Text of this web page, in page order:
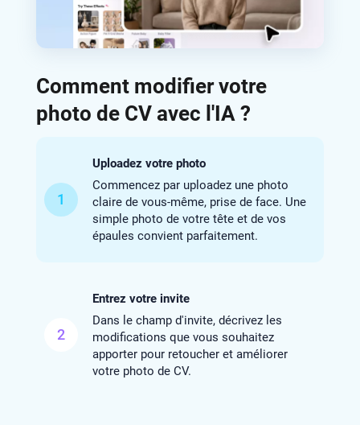
Comment modifier votre
photo de CV avec l'IA ?
1
Uploadez votre photo
Commencez par uploadez une photo
claire de vous-même, prise de face. Une
simple photo de votre tête et de vos
épaules convient parfaitement.
2
Entrez votre invite
Dans le champ d'invite, décrivez les
modifications que vous souhaitez
apporter pour retoucher et améliorer
votre photo de CV.